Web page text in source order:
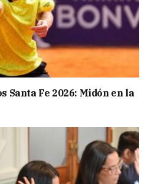
Santa Fe 2026: Midón en la